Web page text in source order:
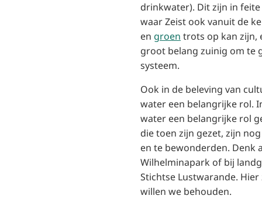
drinkwater). Dit zijn in
waar Zeist ook vanuit de
en groen trots op kan zijn,
groot belang zuinig om te
systeem.
Ook in de beleving van
water een belangrijke rol.
water een belangrijke rol
die toen zijn gezet, zijn
en te bewonderden. Denk
Wilhelminapark of bij
Stichtse Lustwarande.
willen we behouden.